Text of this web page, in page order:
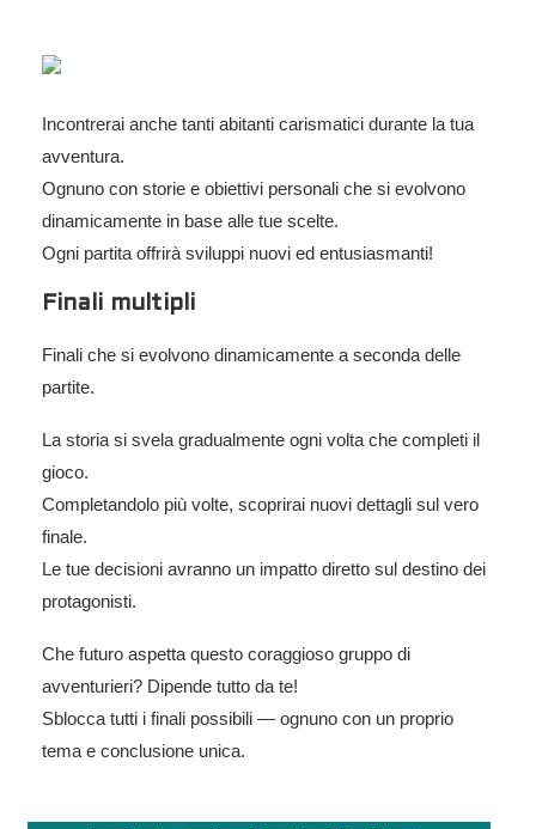
Incontrerai anche tanti abitanti carismatici durante la tua
avventura.
Ognuno con storie e obiettivi personali che si evolvono
dinamicamente in base alle tue scelte.
Ogni partita offrirà sviluppi nuovi ed entusiasmanti!
Finali multipli
Finali che si evolvono dinamicamente a seconda delle
partite.
La storia si svela gradualmente ogni volta che completi il
gioco.
Completandolo più volte, scoprirai nuovi dettagli sul vero
finale.
Le tue decisioni avranno un impatto diretto sul destino dei
protagonisti.
Che futuro aspetta questo coraggioso gruppo di
avventurieri? Dipende tutto da te!
Sblocca tutti i finali possibili — ognuno con un proprio
tema e conclusione unica.